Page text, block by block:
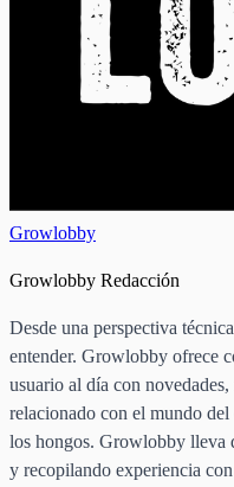
Growlobby
Growlobby Redacción
Desde una perspectiva
entender. Growlobby ofrece
usuario al día con
relacionado con el mundo
los hongos. Growlobby lleva
y recopilando experiencia